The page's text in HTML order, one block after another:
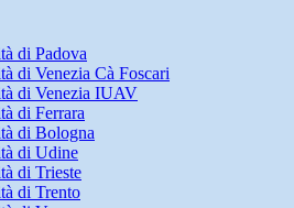
di Padova
di Venezia Cà Foscari
di Venezia IUAV
di Ferrara
di Bologna
di Udine
di Trieste
di Trento